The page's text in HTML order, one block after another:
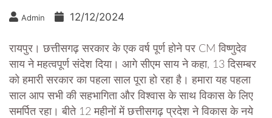
Admin 12/12/2024
रायपुर। छत्तीसगढ़ सरकार के एक वर्ष पूर्ण होने पर CM विष्णुदेव
साय ने महत्वपूर्ण संदेश दिया। आगे सीएम साय ने कहा, 13 दिसम्बर
को हमारी सरकार का पहला साल पूरा हो रहा है। हमारा यह पहला
साल आप सभी की सहभागिता और विश्वास के साथ विकास के लिए
समर्पित रहा। बीते 12 महीनों में छत्तीसगढ़ प्रदेश ने विकास के नये